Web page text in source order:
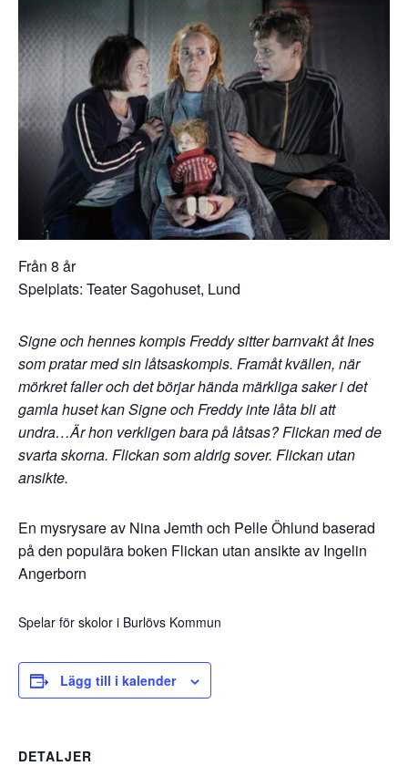
Från 8 år
Spelplats: Teater Sagohuset, Lund
Signe och hennes kompis Freddy sitter barnvakt åt Ines
som pratar med sin låtsaskompis. Framåt kvällen, när
mörkret faller och det börjar hända märkliga saker i det
gamla huset kan Signe och Freddy inte låta bli att
undra…Är hon verkligen bara på låtsas? Flickan med de
svarta skorna. Flickan som aldrig sover. Flickan utan
ansikte.
En mysrysare av Nina Jemth och Pelle Öhlund baserad
på den populära boken Flickan utan ansikte av Ingelin
Angerborn
Spelar för skolor i Burlövs Kommun
Lägg till i kalender
DETALJER